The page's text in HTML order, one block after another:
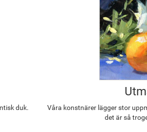
duk.
Våra konstnärer lägger stor
det är så